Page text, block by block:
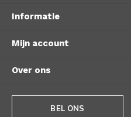
Informatie
Mijn account
Over ons
BEL ONS